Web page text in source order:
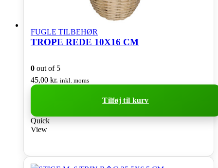
FUGLE TILBEHØR
TROPE REDE 10X16 CM
0 out of 5
45,00 kr. inkl. moms
Tilføj til kurv
Quick
View